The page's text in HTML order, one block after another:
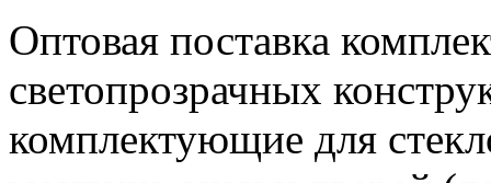
Оптовая поставка
светопрозрачных
комплектующие для